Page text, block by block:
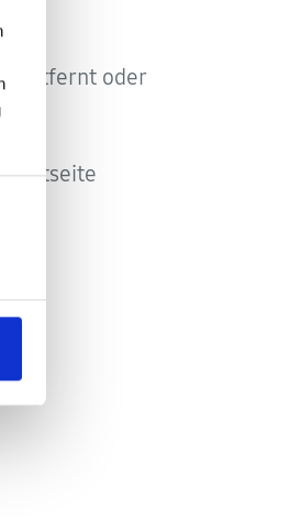
entfernt oder